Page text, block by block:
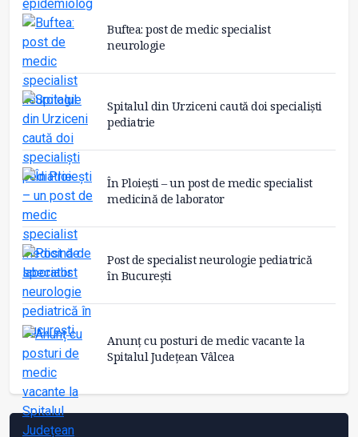
Buftea: post de medic specialist
neurologie
Spitalul din Urziceni caută doi specialiști
pediatrie
În Ploiești – un post de medic specialist
medicină de laborator
Post de specialist neurologie pediatrică
în București
Anunț cu posturi de medic vacante la
Spitalul Județean Vâlcea